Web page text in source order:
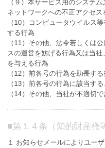
（９）本サービス用のシステ
ネットワークへの不正アクセス
（10）コンピュータウイルス
する行為
（11）その他、法令若しくは
スの運営を妨げる行為又は当
を与える行為
（12）前各号の行為を助長する
（13）前各号の行為に該当す
（14）その他、当社が不適切
■第１４条（知的財産権
１ お知らせメールによりユー